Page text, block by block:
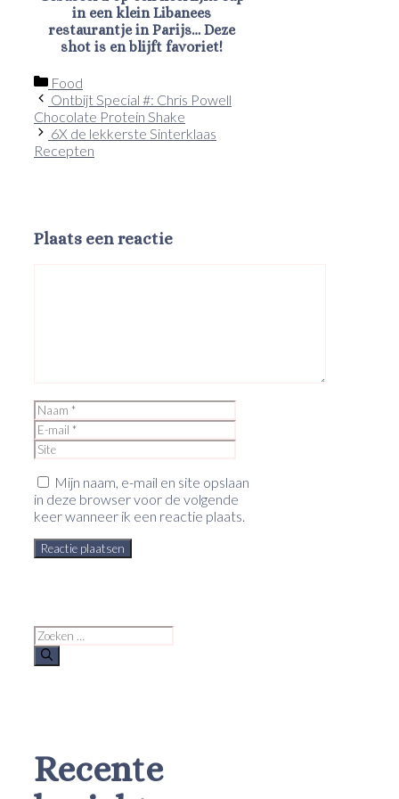
in een klein Libanees
restaurantje in Parijs… Deze
shot is en blijft favoriet!
Categorieën
Food
Ontbijt Special #: Chris Powell
Chocolate Protein Shake
6X de lekkerste Sinterklaas
Recepten
Plaats een reactie
Naam
mail
Mijn naam, e-mail en site opslaan
in deze browser voor de volgende
keer wanneer ik een reactie plaats.
Zoek
naar:
Recente